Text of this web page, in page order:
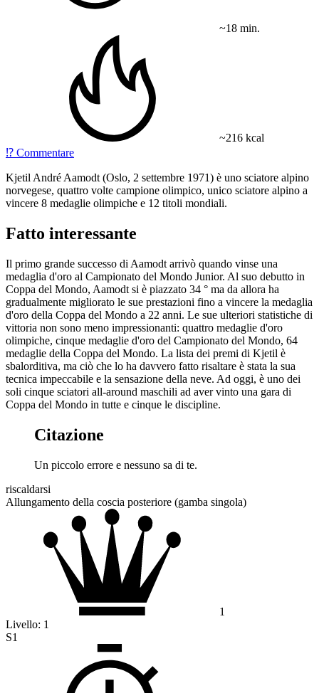
~18 min.
~216 kcal
⁉️ Commentare
Kjetil André Aamodt (Oslo, 2 settembre 1971) è uno sciatore alpino
norvegese, quattro volte campione olimpico, unico sciatore alpino a
vincere 8 medaglie olimpiche e 12 titoli mondiali.
Fatto interessante
Il primo grande successo di Aamodt arrivò quando vinse una
medaglia d'oro al Campionato del Mondo Junior. Al suo debutto in
Coppa del Mondo, Aamodt si è piazzato 34 ° ma da allora ha
gradualmente migliorato le sue prestazioni fino a vincere la medaglia
d'oro della Coppa del Mondo a 22 anni. Le sue ulteriori statistiche di
vittoria non sono meno impressionanti: quattro medaglie d'oro
olimpiche, cinque medaglie d'oro del Campionato del Mondo, 64
medaglie della Coppa del Mondo. La lista dei premi di Kjetil è
sbalorditiva, ma ciò che lo ha davvero fatto risaltare è stata la sua
tecnica impeccabile e la sensazione della neve. Ad oggi, è uno dei
soli cinque sciatori all-around maschili ad aver vinto una gara di
Coppa del Mondo in tutte e cinque le discipline.
Citazione
Un piccolo errore e nessuno sa di te.
riscaldarsi
Allungamento della coscia posteriore (gamba singola)
1
Livello: 1
S1